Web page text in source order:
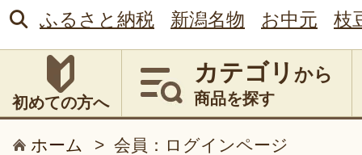
ふるさと納税 新潟名物 お中元 枝
初めての方へ
カテゴリ から
商品を探す
ホーム > 会員：ログインページ